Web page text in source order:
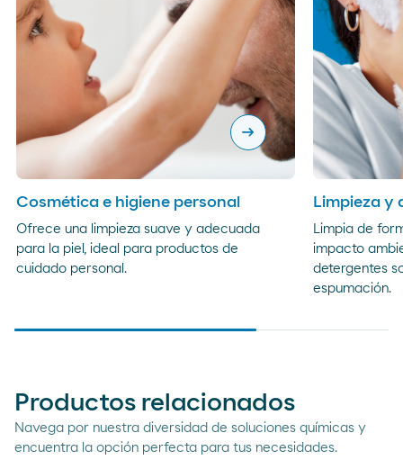
arrow_right_alt
Cosmética e higiene personal
Ofrece una limpieza suave y adecuada
para la piel, ideal para productos de
cuidado personal.
Limpieza y
Limpia de
impacto
detergentes
espumación.
Productos relacionados
Navega por nuestra diversidad de soluciones químicas y
encuentra la opción perfecta para tus necesidades.